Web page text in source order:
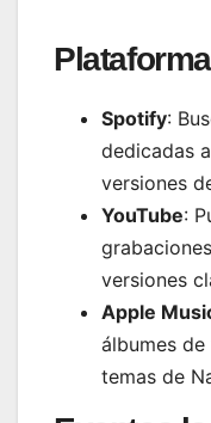
Spotify:
dedicadas
versiones
YouTube:
versiones
Apple
álbumes
temas de